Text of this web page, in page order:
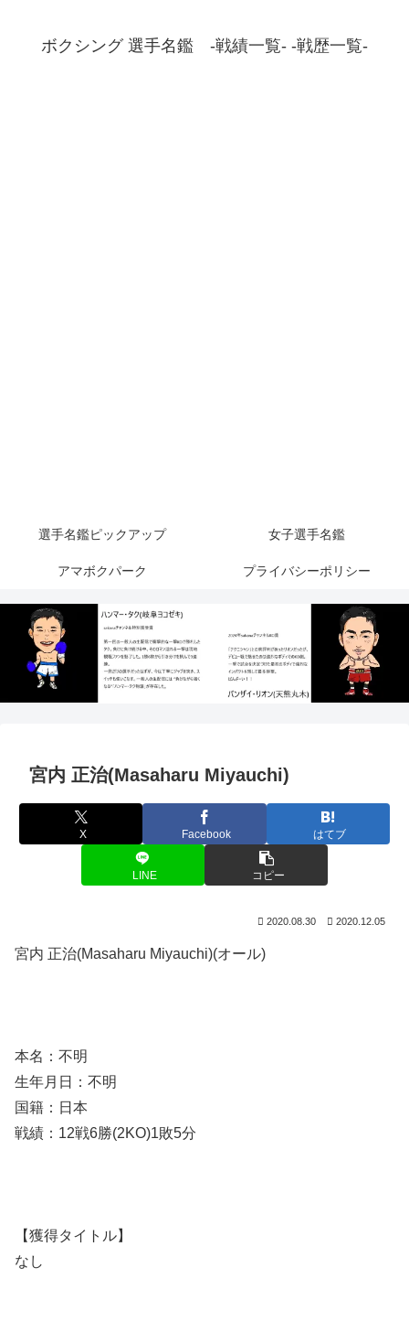
ボクシング 選手名鑑 -戦績一覧- -戦歴一覧-
選手名鑑ピックアップ 女子選手名鑑
アマボクパーク プライバシーポリシー
宮内 正治(Masaharu Miyauchi)
X Facebook はてブ
LINE コピー
2020.08.30 2020.12.05
宮内 正治(Masaharu Miyauchi)(オール)
本名：不明
生年月日：不明
国籍：日本
戦績：12戦6勝(2KO)1敗5分
【獲得タイトル】
なし